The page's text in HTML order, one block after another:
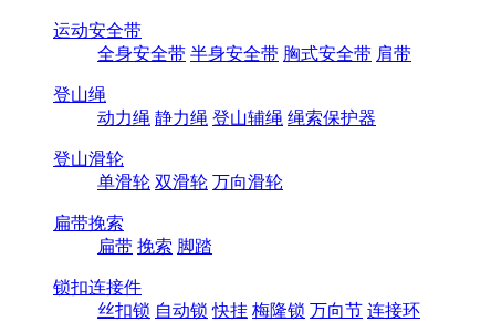
运动安全带
全身安全带 半身安全带 胸式安全带 肩带
登山绳
动力绳 静力绳 登山辅绳 绳索保护器
登山滑轮
单滑轮 双滑轮 万向滑轮
扁带挽索
扁带 挽索 脚踏
锁扣连接件
丝扣锁 自动锁 快挂 梅隆锁 万向节 连接环